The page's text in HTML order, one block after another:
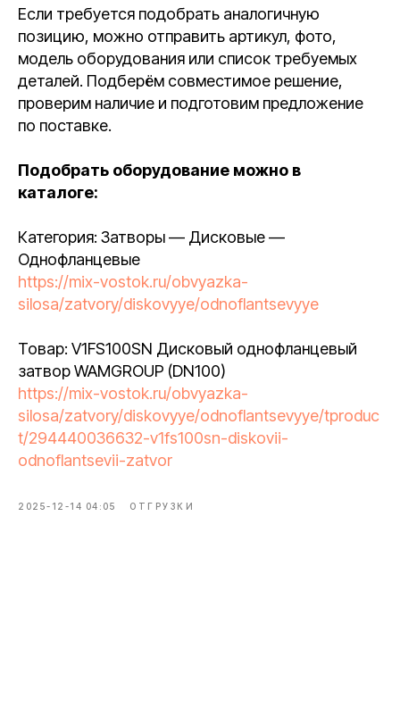
Если требуется подобрать аналогичную
позицию, можно отправить артикул, фото,
модель оборудования или список требуемых
деталей. Подберём совместимое решение,
проверим наличие и подготовим предложение
по поставке.
Подобрать оборудование можно в
каталоге:
Категория: Затворы — Дисковые —
Однофланцевые
https://mix-vostok.ru/obvyazka-
silosa/zatvory/diskovyye/odnoflantsevyye
Товар: V1FS100SN Дисковый однофланцевый
затвор WAMGROUP (DN100)
https://mix-vostok.ru/obvyazka-
silosa/zatvory/diskovyye/odnoflantsevyye/tproduc
t/294440036632-v1fs100sn-diskovii-
odnoflantsevii-zatvor
2025-12-14 04:05 ОТГРУЗКИ